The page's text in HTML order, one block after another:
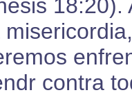
contra